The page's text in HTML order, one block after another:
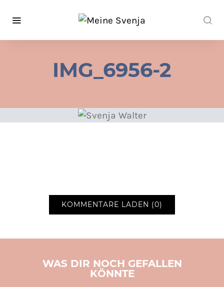
IMG_6956-2
KOMMENTARE LADEN (0)
WAS DIR NOCH GEFALLEN
KÖNNTE